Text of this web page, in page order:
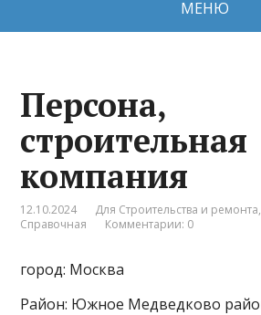
МЕНЮ
Персона,
строительная
компания
12.10.2024 Для Строительства и ремонта,
Справочная
Комментарии: 0
город: Москва
Район: Южное Медведково